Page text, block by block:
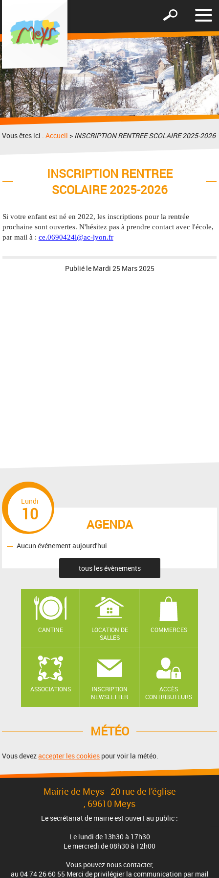
le
Afficher
formulaire
de
recherche
Vous êtes ici :Accueil > INSCRIPTION RENTREE SCOLAIRE 2025-2026
INSCRIPTION RENTREE
SCOLAIRE 2025-2026
Si votre enfant est né en 2022, les inscriptions pour la rentrée
prochaine sont ouvertes. N'hésitez pas à prendre contact avec l'école,
par mail à : ce.0690424l@ac-lyon.fr
Publié le Mardi 25 Mars 2025
AGENDA
Lundi
10
Aucun événement aujourd'hui
tous les évènements
CANTINE
LOCATION DE
SALLES
COMMERCES
ASSOCIATIONS
INSCRIPTION
NEWSLETTER
ACCÈS
CONTRIBUTEURS
MÉTÉO
Vous devezaccepter les cookies pour voir la météo.
Mairie de Meys - 20 rue de l'église
, 69610 Meys
Le secrétariat de mairie est ouvert au public :
Le lundi de 13h30 à 17h30
Le mercredi de 08h30 à 12h00
Vous pouvez nous contacter,
au 04 74 26 60 55 Merci de privilégier la communication par mail